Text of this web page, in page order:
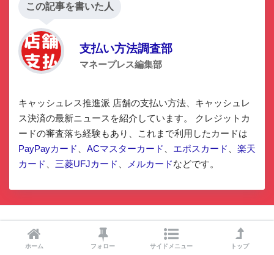
この記事を書いた人
支払い方法調査部
マネープレス編集部
キャッシュレス推進派 店舗の支払い方法、キャッシュレ
ス決済の最新ニュースを紹介しています。 クレジットカ
ードの審査落ち経験もあり、これまで利用したカードは
PayPayカード
ACマスターカード エポスカード
楽天
カード
三菱UFJカード メルカードなどです。
コメントを残す
ホーム フォロー サイドメニュー トップ